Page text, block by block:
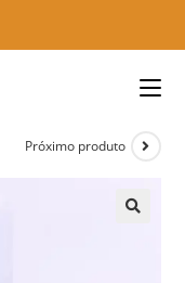
Próximo produto